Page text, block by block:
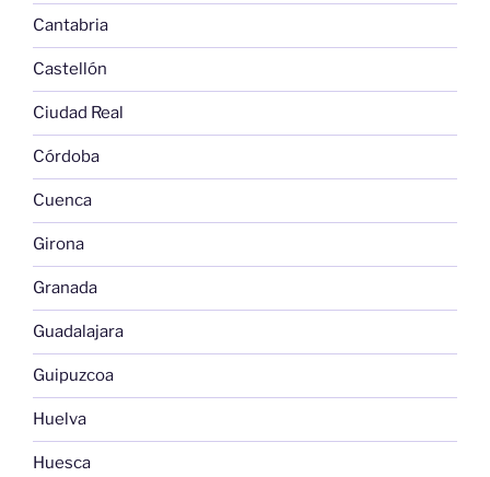
Cantabria
Castellón
Ciudad Real
Córdoba
Cuenca
Girona
Granada
Guadalajara
Guipuzcoa
Huelva
Huesca